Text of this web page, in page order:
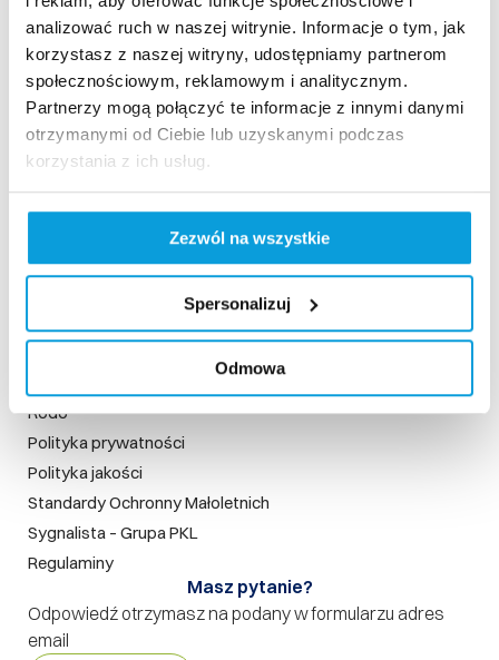
analizować ruch w naszej witrynie. Informacje o tym, jak
korzystasz z naszej witryny, udostępniamy partnerom
społecznościowym, reklamowym i analitycznym.
Partnerzy mogą połączyć te informacje z innymi danymi
otrzymanymi od Ciebie lub uzyskanymi podczas
korzystania z ich usług.
Zezwól na wszystkie
Spersonalizuj
Odmowa
Czytaj więcej
Szybki dostęp​
Kamery live
Szukaj na stronie
Rodo
Polityka prywatności
Polityka jakości
Standardy Ochronny Małoletnich
Sygnalista – Grupa PKL
Regulaminy
Masz pytanie?
Odpowiedź otrzymasz na podany w formularzu adres
email